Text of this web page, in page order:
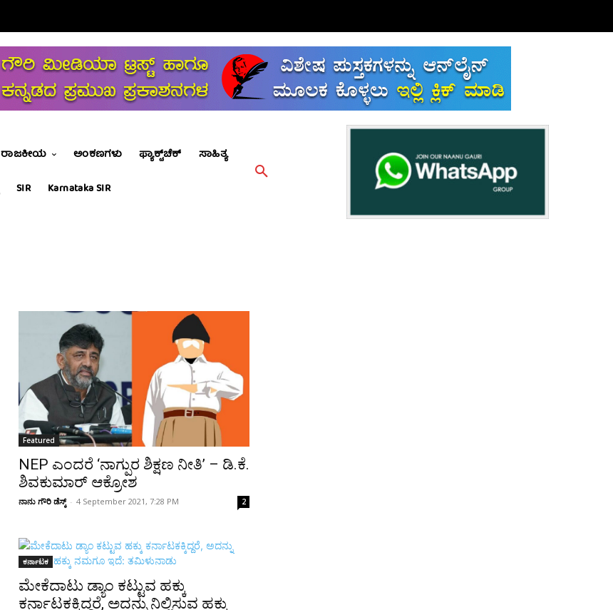
ರಾಜಕೀಯ ಅಂಕಣಗಳು ಫ್ಯಾಕ್ಟ್‌ಚೆಕ್
ಸಾಹಿತ್ಯ
SIR Karnataka SIR
Featured
NEP ಎಂದರೆ ‘ನಾಗ್ಪುರ ಶಿಕ್ಷಣ ನೀತಿ’ – ಡಿ.ಕೆ.
ಶಿವಕುಮಾರ್ ಆಕ್ರೋಶ
ನಾನು ಗೌರಿ ಡೆಸ್ಕ್ - 4 September 2021, 7:28 PM 2
ಕರ್ನಾಟಕ
ಮೇಕೆದಾಟು ಡ್ಯಾಂ ಕಟ್ಟುವ ಹಕ್ಕು
ಕರ್ನಾಟಕಕ್ಕಿದ್ದರೆ, ಅದನ್ನು ನಿಲ್ಲಿಸುವ ಹಕ್ಕು